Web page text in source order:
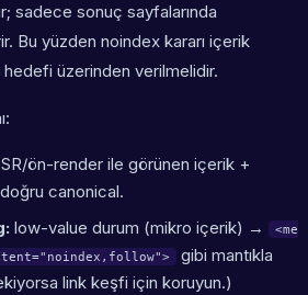
sadece sonuç sayfalarında
Bu yüzden noindex kararı içerik
hedefi üzerinden verilmelidir.
ön-render ile görünen içerik +
canonical.
low-value durum (mikro içerik) → <me
gibi mantıkla
link keşfi için koruyun.)